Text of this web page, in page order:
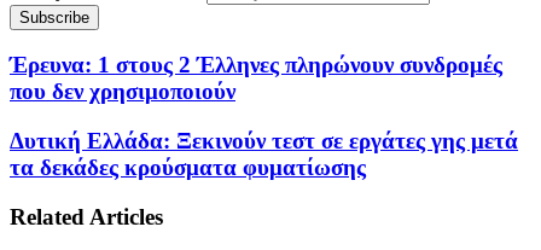
Έρευνα: 1 στους 2 Έλληνες πληρώνουν συνδρομές
που δεν χρησιμοποιούν
Δυτική Ελλάδα: Ξεκινούν τεστ σε εργάτες γης μετά
τα δεκάδες κρούσματα φυματίωσης
Related Articles